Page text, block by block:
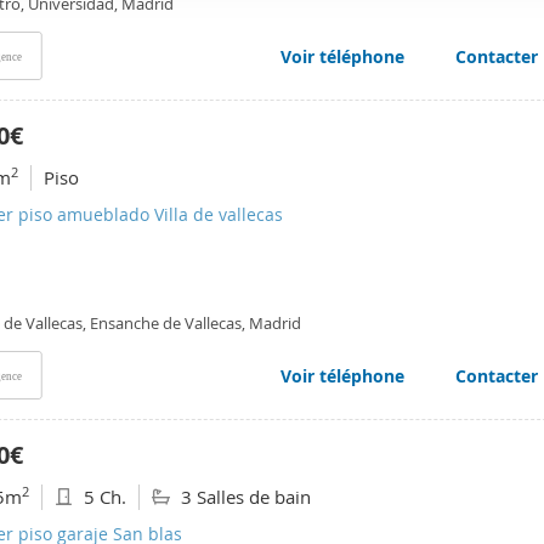
se usan para personalizar el contenido y los anuncios,
el tráfico. Además, compartimos información sobre el uso
de redes sociales, publicidad y análisis web, quienes
que les haya proporcionado o que hayan recopilado a
Voir téléphone Contacter
2 Piso
piso amueblado Villa de vallecas
de Vallecas, Ensanche de Vallecas, Madrid
Voir téléphone Contacter
2 5 Ch. 3 Salles de bain
piso garaje San blas